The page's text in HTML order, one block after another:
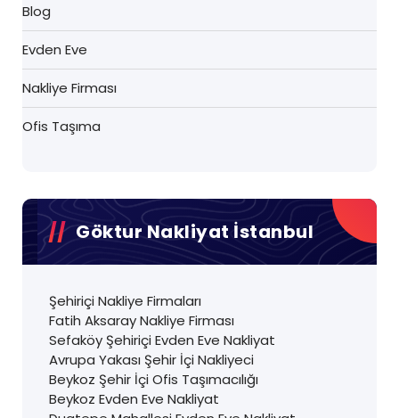
Blog
Evden Eve
Nakliye Firması
Ofis Taşıma
Göktur Nakliyat İstanbul
Şehiriçi Nakliye Firmaları
Fatih Aksaray Nakliye Firması
Sefaköy Şehiriçi Evden Eve Nakliyat
Avrupa Yakası Şehir İçi Nakliyeci
Beykoz Şehir İçi Ofis Taşımacılığı
Beykoz Evden Eve Nakliyat